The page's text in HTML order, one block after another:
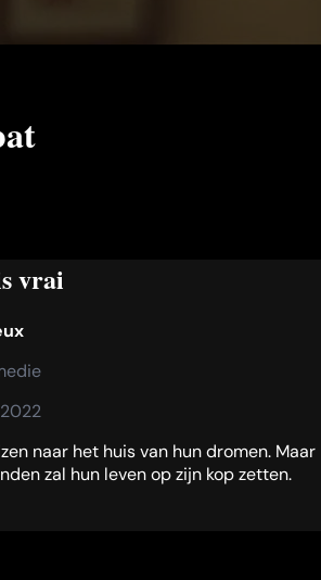
vrai
naar het huis van hun dromen. Maar
zal hun leven op zijn kop zetten.